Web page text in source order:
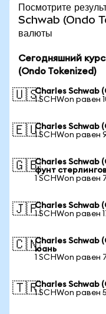
Посмотрите
Schwab (Ondo
валюты
Сегодняшний
(Ondo Tokenized)
🇺🇸Charles Schwab
1 SCHWon равен
🇪🇺Charles Schwab
1 SCHWon
🇬🇧Charles Schwab
фунт
1 SCHWon равен
🇯🇵Charles Schwab
1 SCHWon равен
🇨🇳Charles Schwab
юань
1 SCHWon равен
🇹🇷Charles Schwab
1 SCHWon равен